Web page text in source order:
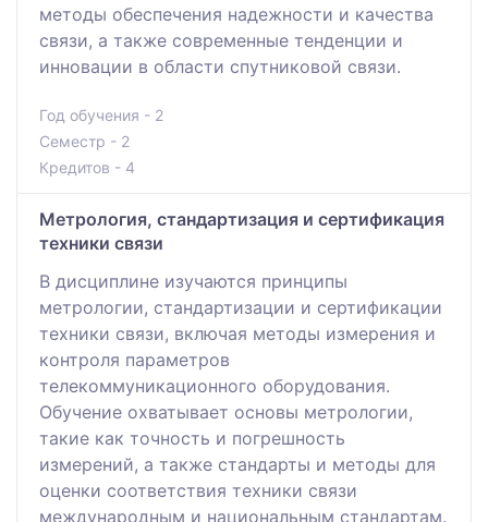
методы обеспечения надежности и качества
связи, а также современные тенденции и
инновации в области спутниковой связи.
Год обучения - 2
Семестр - 2
Кредитов - 4
Метрология, стандартизация и сертификация
техники связи
В дисциплине изучаются принципы
метрологии, стандартизации и сертификации
техники связи, включая методы измерения и
контроля параметров
телекоммуникационного оборудования.
Обучение охватывает основы метрологии,
такие как точность и погрешность
измерений, а также стандарты и методы для
оценки соответствия техники связи
международным и национальным стандартам.